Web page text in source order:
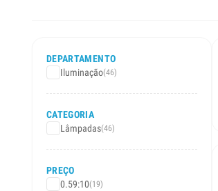
DEPARTAMENTO
Iluminação(46)
CATEGORIA
Lâmpadas(46)
PREÇO
0.59:10(19)